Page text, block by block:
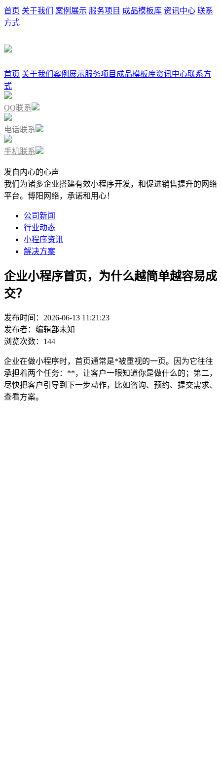
首页 关于我们 案例展示 服务项目 成品模板库 资讯中心 联系
方式
首页 关于我们 案例展示服务项目 成品模板库资讯中心联系方
式
QQ联系
电话联系
手机联系
发自内心的心声
我们为诸多企业搭建有效小程序开发，和促进销售提升的网络
平台。博阳网络，承诺和用心！
公司新闻
行业动态
小程序资讯
解决方案
企业小程序首页，为什么越简单越容易成
交？
发布时间：2026-06-13 11:21:23
发布者：编辑部未知
浏览次数：144
企业在做小程序时，首页通常是*被重视的一页。因为它往往
承担着两个任务：**，让客户一眼知道你是做什么的；第二，
尽快把客户引导到下一步动作，比如咨询、预约、提交需求、
查看方案。
案例展示、活动海报、客户评价、新闻资讯、常见问题、预
让客户快速看懂重点。
道该先看哪里、该点哪里，*后直接退出。
化服务。表达越直接，客户越容易判断这是不是自己要找的
程序首页转化低，不是客户没有兴趣，而是动作入口不够明
多，而是这些模块能不能快速回答客户心里的关键问题。
晰路径往下看：先认识业务，再建立判断，再决定行动。
。 心首页“内容够不够多”，不如先想清楚：首页*应该让